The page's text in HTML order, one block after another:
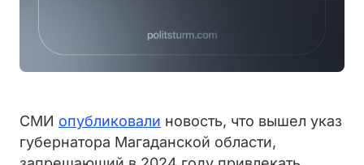
СМИ опубликовали новость, что вышел указ
губернатора Магаданской области,